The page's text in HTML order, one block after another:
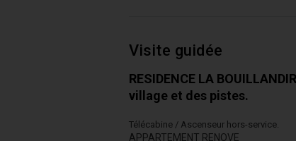
Visite guidée
RESIDENCE LA
village et des pistes.
Télécabine / Ascenseur hors-service.
APPARTEMENT RENOVE